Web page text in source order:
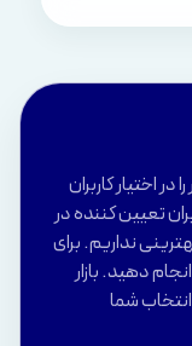
و بررسی بیش از 7000 بروکر را در اختیار کاربران
تعیین کننده در
نداریم. برای
دهید. بازار
شما